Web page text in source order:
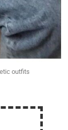
outfits